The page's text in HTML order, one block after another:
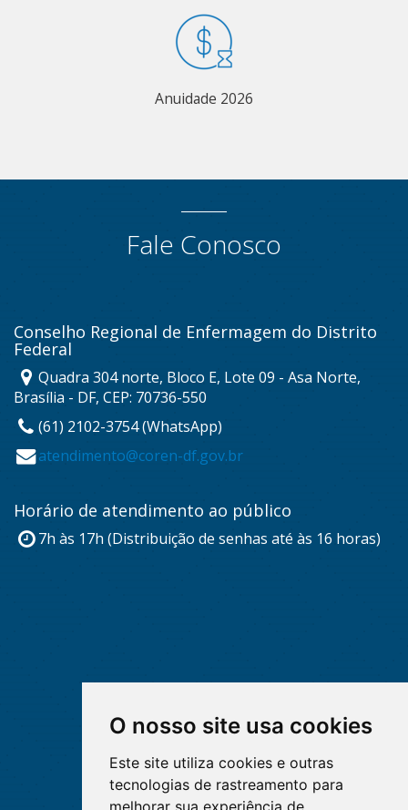
O nosso site usa cookies
Este site utiliza cookies e outras
tecnologias de rastreamento para
melhorar sua experiência de
Anuidade 2026
Fale Conosco
Conselho Regional de Enfermagem do Distrito
Federal
Quadra 304 norte, Bloco E, Lote 09 - Asa Norte,
Brasília - DF, CEP: 70736-550
(61) 2102-3754 (WhatsApp)
atendimento@coren-df.gov.br
Horário de atendimento ao público
7h às 17h (Distribuição de senhas até às 16 horas)